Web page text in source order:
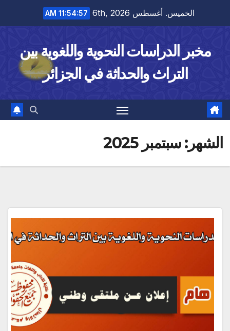
الخميس. أغسطس 6th, 2026 11:54:58 AM
مخبر الدراسات النحوية واللغوية بين
التراث والحداثة في الجزائر
الشهر:سبتمبر 2025